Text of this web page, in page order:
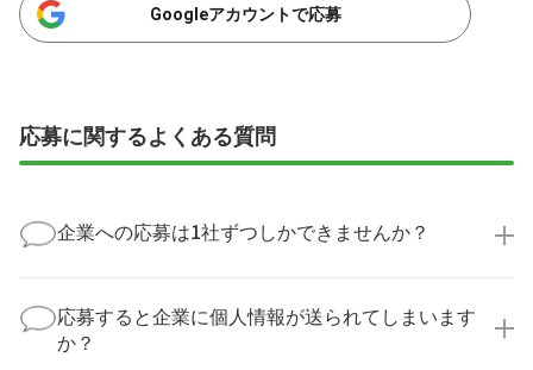
Googleアカウントで応募
応募に関するよくある質問
企業への応募は1社ずつしかできませんか？
実際に医療キャリアナビを利用して転職に成功した方
の多くは、複数応募して自分に合った職場を選ばれて
います。
応募すると企業に個人情報が送られてしまいます
か？